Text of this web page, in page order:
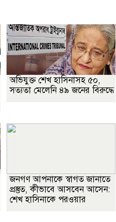
অভিযুক্ত শেখ হাসিনাসহ ৫০,
সত্যতা মেলেনি ৪৯ জনের বিরুদ্ধে
জনগণ আপনাকে স্বাগত জানাতে
প্রস্তুত, কীভাবে আসবেন আসেন:
শেখ হাসিনাকে পরওয়ার